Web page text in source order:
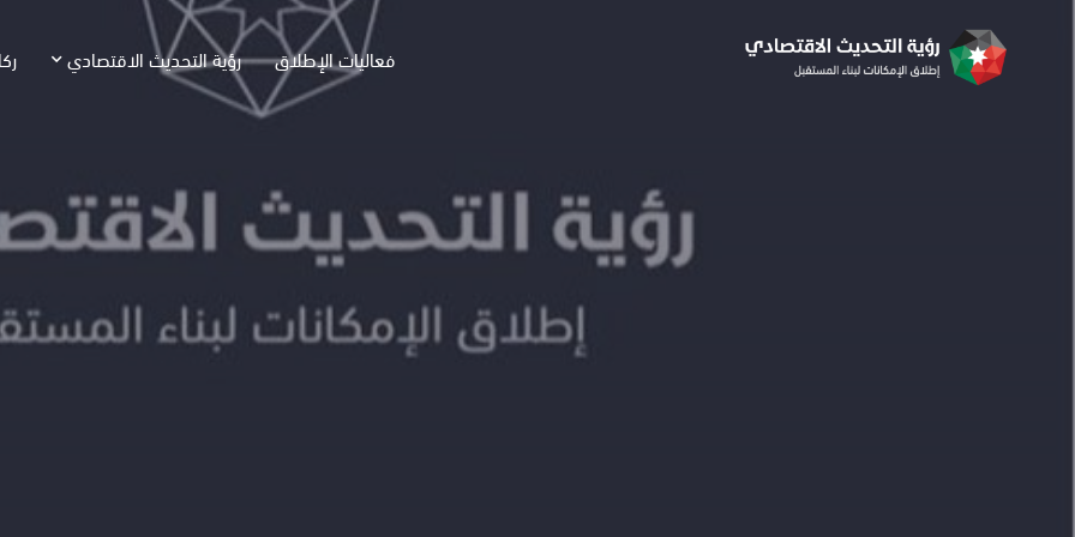
فعاليات الإطلاق رؤية التحديث الاقتصادي